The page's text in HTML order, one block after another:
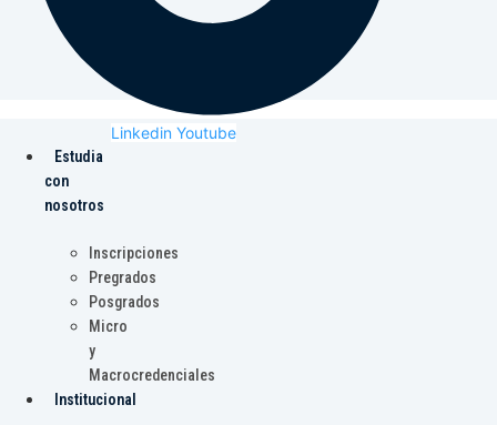
Linkedin Youtube
Estudia
con
nosotros
Inscripciones
Pregrados
Posgrados
Micro
y
Macrocredenciales
Institucional